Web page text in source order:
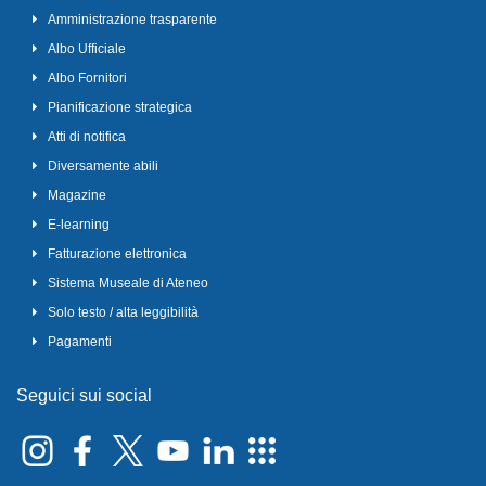
Amministrazione trasparente
Albo Ufficiale
Albo Fornitori
Pianificazione strategica
Atti di notifica
Diversamente abili
Magazine
E-learning
Fatturazione elettronica
Sistema Museale di Ateneo
Solo testo / alta leggibilità
Pagamenti
Seguici sui social